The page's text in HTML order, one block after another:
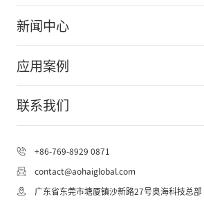
+86-769-8929 0871
contact@aohaiglobal.com
广东省东莞市塘厦镇沙新路27号奥海科技总部
新闻中心
应用案例
联系我们
AOHAI Support